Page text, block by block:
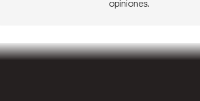
opiniones.